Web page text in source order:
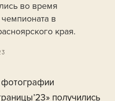
во время
в
края.
получились